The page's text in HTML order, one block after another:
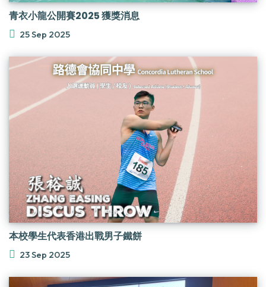
青衣小龍公開賽2025 獲獎消息
25 Sep 2025
本校學生代表香港出戰男子鐵餅
23 Sep 2025